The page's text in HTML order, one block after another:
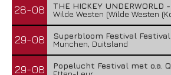
28-08
THE HICKEY UNDERWORLD
Wilde Westen (Wilde Westen
29-08
Superbloom Festival
Munchen, Duitsland
29-08
Popelucht Festival met o.a.